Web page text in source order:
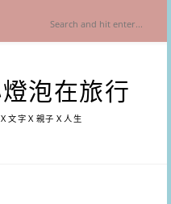
泡在旅行
文字Ｘ親子Ｘ人生